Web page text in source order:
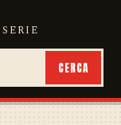
SERIE
CERCA